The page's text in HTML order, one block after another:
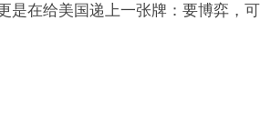
是在给美国递上一张牌：要博弈，可